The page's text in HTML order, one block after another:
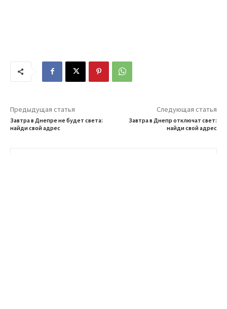
Предыдущая статья
Завтра в Днепре не будет света:
найди свой адрес
Следующая статья
Завтра в Днепр отключат свет:
найди свой адрес